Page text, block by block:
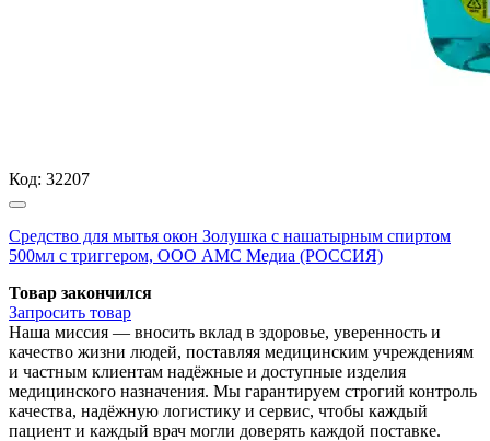
Код: 32207
Средство для мытья окон Золушка с нашатырным спиртом
500мл с триггером, ООО АМС Медиа (РОССИЯ)
Товар закончился
Запросить товар
Наша миссия — вносить вклад в здоровье, уверенность и
качество жизни людей, поставляя медицинским учреждениям
и частным клиентам надёжные и доступные изделия
медицинского назначения. Мы гарантируем строгий контроль
качества, надёжную логистику и сервис, чтобы каждый
пациент и каждый врач могли доверять каждой поставке.